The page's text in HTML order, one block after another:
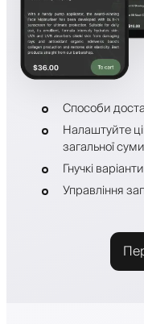
Способи
Налаштуйте
загальної суми
Гнучкі
Управління